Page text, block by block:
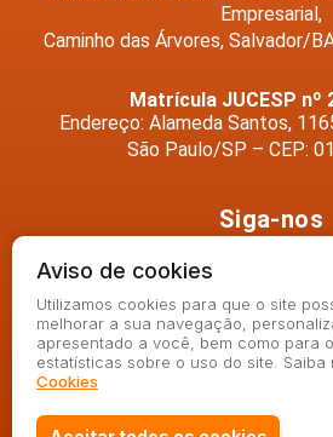
Empresarial,
Caminho das Árvores, Salvador/
Matrícula JUCESP nº
Endereço: Alameda Santos,
São Paulo/SP – CEP:
Siga-nos
Aviso de cookies
Utilizamos cookies para que o site
melhorar a sua navegação,
apresentado a você, bem como para
estatísticas sobre o uso do site. Saiba
Cookies